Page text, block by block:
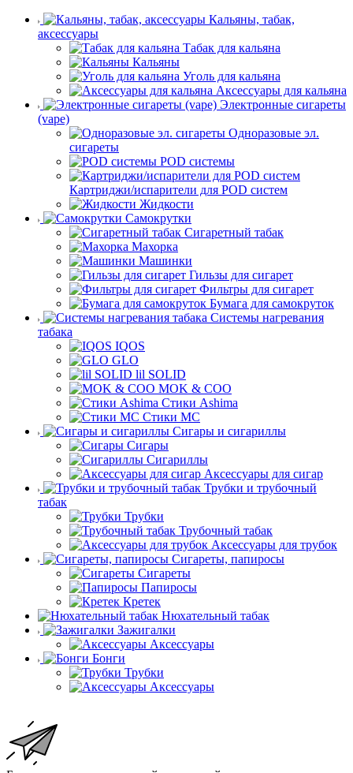
Кальяны, табак,
аксессуары
Табак для кальяна
Кальяны
Уголь для кальяна
Аксессуары для кальяна
Электронные сигареты
(vape)
Одноразовые эл.
сигареты
POD системы
Картриджи/испарители для POD систем
Жидкости
Самокрутки
Сигаретный табак
Махорка
Машинки
Гильзы для сигарет
Фильтры для сигарет
Бумага для самокруток
Системы нагревания
табака
IQOS
GLO
lil SOLID
MOK & COO
Стики Ashima
Стики MC
Сигары и сигариллы
Сигары
Сигариллы
Аксессуары для сигар
Трубки и трубочный
табак
Трубки
Трубочный табак
Аксессуары для трубок
Сигареты, папиросы
Сигареты
Папиросы
Кретек
Нюхательный табак
Зажигалки
Аксессуары
Бонги
Трубки
Аксессуары